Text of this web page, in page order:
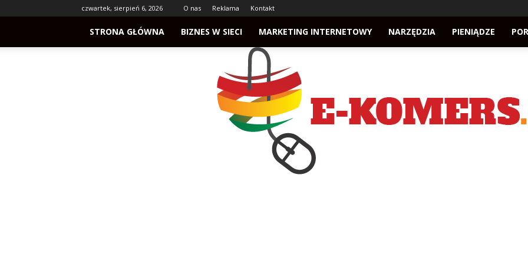
czwartek, sierpień 6, 2026 O nas Reklama Kontakt
STRONA GŁÓWNA BIZNES W SIECI MARKETING INTERNETOWY NARZĘDZIA PIENIĄDZE